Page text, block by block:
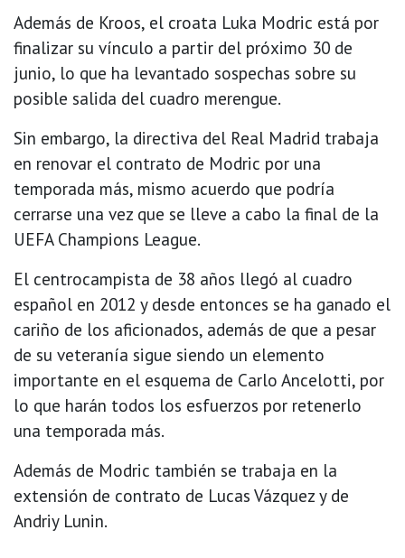
Además de Kroos, el croata Luka Modric está por
finalizar su vínculo a partir del próximo 30 de
junio, lo que ha levantado sospechas sobre su
posible salida del cuadro merengue.
Sin embargo, la directiva del Real Madrid trabaja
en renovar el contrato de Modric por una
temporada más, mismo acuerdo que podría
cerrarse una vez que se lleve a cabo la final de la
UEFA Champions League.
El centrocampista de 38 años llegó al cuadro
español en 2012 y desde entonces se ha ganado el
cariño de los aficionados, además de que a pesar
de su veteranía sigue siendo un elemento
importante en el esquema de Carlo Ancelotti, por
lo que harán todos los esfuerzos por retenerlo
una temporada más.
Además de Modric también se trabaja en la
extensión de contrato de Lucas Vázquez y de
Andriy Lunin.